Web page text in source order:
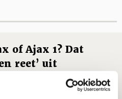
of Ajax 1? Dat
reet’ uit